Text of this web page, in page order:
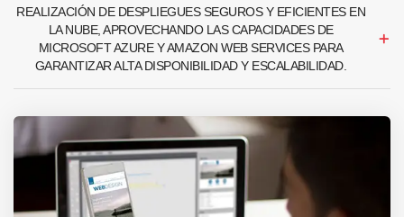
REALIZACIÓN DE DESPLIEGUES SEGUROS Y EFICIENTES EN
LA NUBE, APROVECHANDO LAS CAPACIDADES DE
MICROSOFT AZURE Y AMAZON WEB SERVICES PARA
GARANTIZAR ALTA DISPONIBILIDAD Y ESCALABILIDAD.